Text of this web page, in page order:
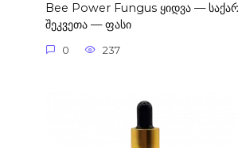
Bee Power Fungus ყიდვა —
შეკვეთა — ფასი
0 237